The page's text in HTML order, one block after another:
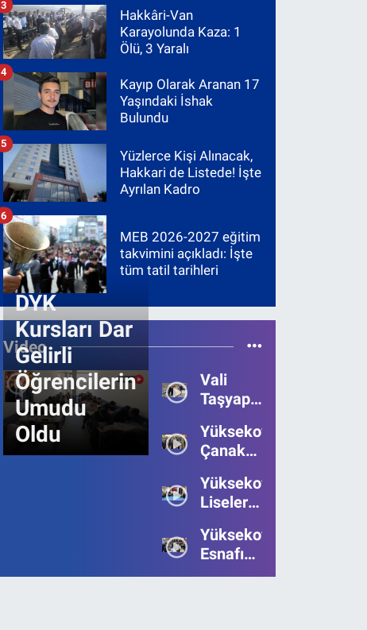
Hakkâri-Van
Karayolunda Kaza: 1
Ölü, 3 Yaralı
3
Kayıp Olarak Aranan 17
Yaşındaki İshak
Bulundu
4
Yüzlerce Kişi Alınacak,
Hakkari de Listede! İşte
Ayrılan Kadro
5
MEB 2026-2027 eğitim
takvimini açıkladı: İşte
tüm tatil tarihleri
6
Video
DYK
Kursları Dar
Gelirli
Öğrencilerin
Umudu
Oldu
Vali
Taşyapan,
Bölgesinde
İncelemelerde
Bulundu
Yüksekova’da
Çanakkale
111.Yılı
Kutlandı
Yüksekova’da
Liseler
Bilgi
Yarışmasının
Birincisi
Yüksekova
Esnafı
Bayrama